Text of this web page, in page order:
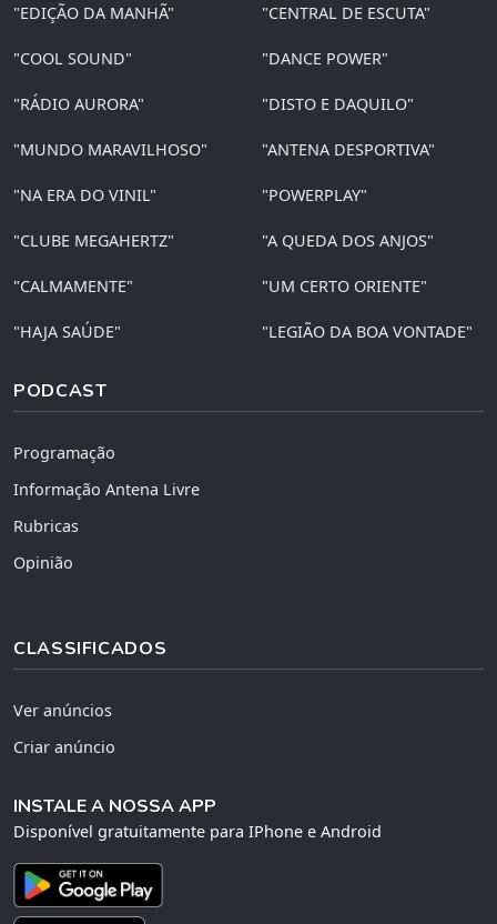
"EDIÇÃO DA MANHÃ" "CENTRAL DE ESCUTA"
"COOL SOUND" "DANCE POWER"
"RÁDIO AURORA" "DISTO E DAQUILO"
"MUNDO MARAVILHOSO" "ANTENA DESPORTIVA"
"NA ERA DO VINIL" "POWERPLAY"
"CLUBE MEGAHERTZ" "A QUEDA DOS ANJOS"
"CALMAMENTE" "UM CERTO ORIENTE"
"HAJA SAÚDE" "LEGIÃO DA BOA VONTADE"
PODCAST
Programação
Informação Antena Livre
Rubricas
Opinião
CLASSIFICADOS
Ver anúncios
Criar anúncio
INSTALE A NOSSA APP
Disponível gratuitamente para IPhone e Android